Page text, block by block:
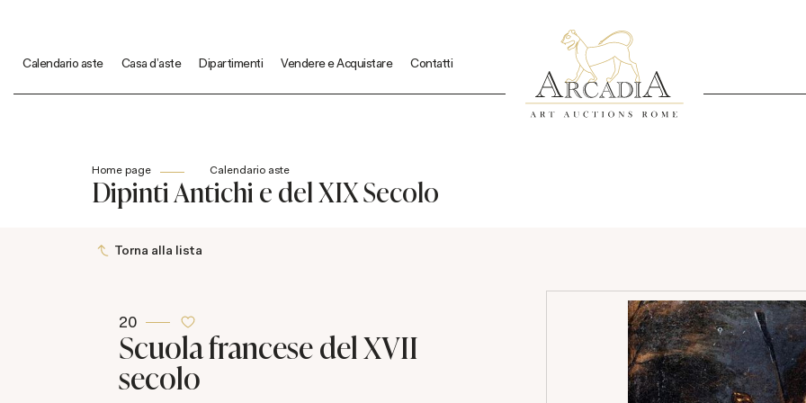
Calendario aste Casa d'aste Dipartimenti Vendere e Acquistare Contatti
Home page Calendario aste
Dipinti Antichi e del XIX Secolo
Torna alla lista
20
Scuola francese del XVII
secolo